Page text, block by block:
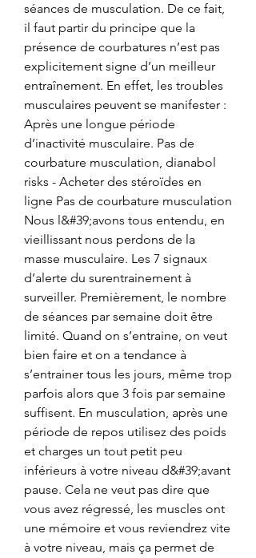
séances de musculation. De ce fait,
il faut partir du principe que la
présence de courbatures n’est pas
explicitement signe d’un meilleur
entraînement. En effet, les troubles
musculaires peuvent se manifester :
Après une longue période
d’inactivité musculaire. Pas de
courbature musculation, dianabol
risks - Acheter des stéroïdes en
ligne Pas de courbature musculation
Nous l&#39;avons tous entendu, en
vieillissant nous perdons de la
masse musculaire. Les 7 signaux
d’alerte du surentrainement à
surveiller. Premièrement, le nombre
de séances par semaine doit être
limité. Quand on s’entraine, on veut
bien faire et on a tendance à
s’entrainer tous les jours, même trop
parfois alors que 3 fois par semaine
suffisent. En musculation, après une
période de repos utilisez des poids
et charges un tout petit peu
inférieurs à votre niveau d&#39;avant
pause. Cela ne veut pas dire que
vous avez régressé, les muscles ont
une mémoire et vous reviendrez vite
à votre niveau, mais ça permet de